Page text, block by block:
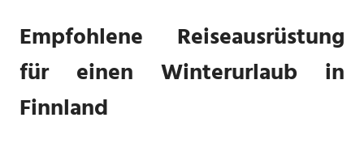
Empfohlene Reiseausrüstung
für einen Winterurlaub in
Finnland